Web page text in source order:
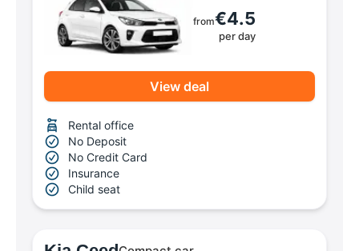
from€4.5
per day
View deal
Rental office
No Deposit
No Credit Card
Insurance
Child seat